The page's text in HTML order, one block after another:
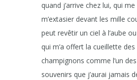
quand j’arrive chez lui, qui
m’extasier devant les mille
peut revêtir un ciel à l’aube
qui m’a offert la cueillette des
champignons comme l’un
souvenirs que j’aurai jamais